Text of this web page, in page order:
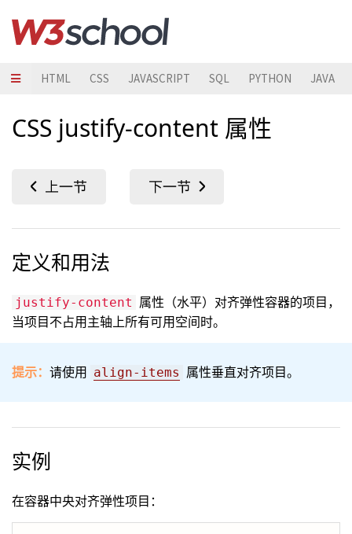
HTML CSS JAVASCRIPT SQL PYTHON JAVA
CSS justify-content 属性
定义和用法
justify-content 属性（水平）对齐弹性容器的项目，
当项目不占用主轴上所有可用空间时。
提示： 请使用 align-items 属性垂直对齐项目。
实例
在容器中央对齐弹性项目：